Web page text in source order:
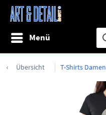
Menü
Übersicht T-Shirts Damen